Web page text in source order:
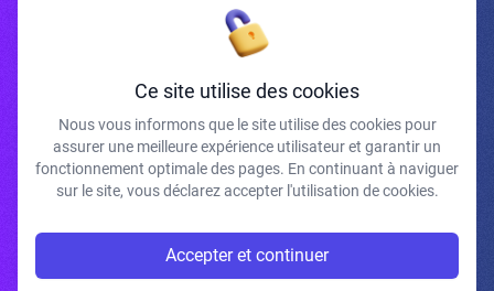
Inscrivez-vous à la newsletter
J'accepte de recevoir vos e-mails et confirme avoir pris connaissance de
votre politique de confidentialité et mentions légales.
Ce site utilise des cookies
Nous vous informons que le site utilise des cookies pour
assurer une meilleure expérience utilisateur et garantir un
fonctionnement optimale des pages. En continuant à naviguer
sur le site, vous déclarez accepter l'utilisation de cookies.
Accepter et continuer